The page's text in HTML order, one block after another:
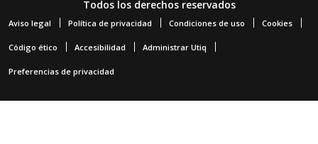
Todos los derechos reservados
Aviso legal Política de privacidad Condiciones de uso Cookies
Código ético Accesibilidad Administrar Utiq
Preferencias de privacidad